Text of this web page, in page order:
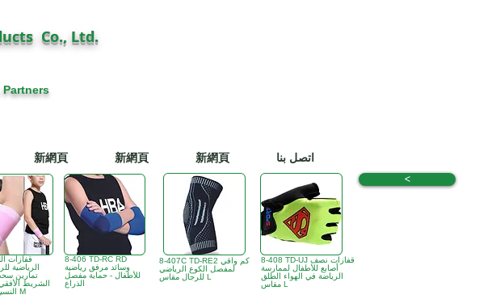
Co., Ltd.
Partners
新網頁 新網頁 新網頁 اتصل بنا
قفازات
الشريط
النسيج المتصلب M
8-406 TD-RC RD
وسائد مرفق رياضية
للأطفال - حماية مفصل
الذراع
8-407C TD-RE2 كم واقي
لمفصل الكوع الرياضي
للرجال مقاس L
8-408 TD-UJ قفازات نصف
أصابع للأطفال لممارسة
الرياضة في الهواء الطلق
مقاس L
<